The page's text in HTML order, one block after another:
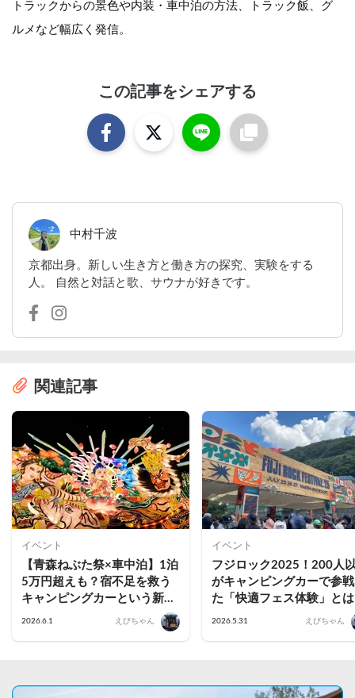
トラックからの景色や内装・車中泊の方法、トラック飯、グ
ルメなど幅広く発信。
この記事をシェアする
中村千波
京都出身。新しい生き方と働き方の探究、実験をする
人。 自然と対話と歌、サウナが好きです。
関連記事
イベント
【青森ねぶた祭×車中泊】1泊
5万円超えも？宿不足を救う
キャンピングカーという新提
案。青森出身者が厳選するお
2026.6.1 えびちゃん
イベント
フジロック2025！200人
がキャンピングカーで参
た「快適フェス体験」と
2026.5.31 えびちゃん